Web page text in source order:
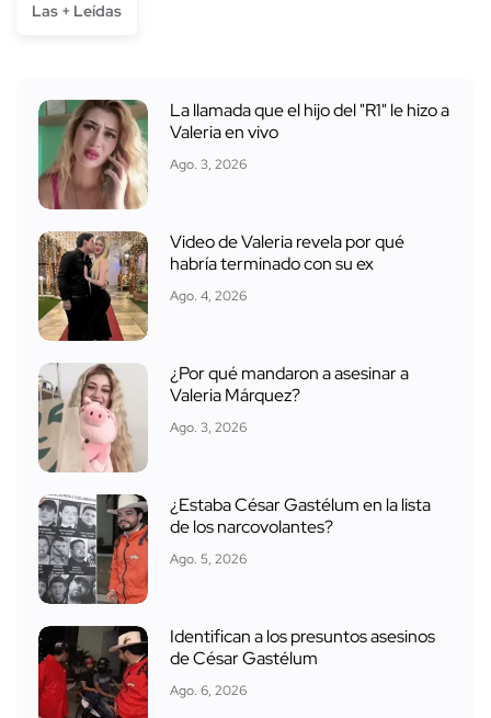
Las + Leídas
La llamada que el hijo del "R1" le hizo a
Valeria en vivo
Ago. 3, 2026
Video de Valeria revela por qué
habría terminado con su ex
Ago. 4, 2026
¿Por qué mandaron a asesinar a
Valeria Márquez?
Ago. 3, 2026
¿Estaba César Gastélum en la lista
de los narcovolantes?
Ago. 5, 2026
Identifican a los presuntos asesinos
de César Gastélum
Ago. 6, 2026